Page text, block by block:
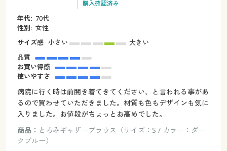
購入確認済み
年代: 70代
性別: 女性
サイズ感 小さい
大きい
品質
お買い得感
使いやすさ
病院に行く時は前開き着てきてください、と言われる事があ
るので買わせていただきました。材質も色もデザインも気に
入りました。お値段がちょっとお高めでした。
商品： とろみギャザーブラウス（サイズ：S / カラー：ダー
クブルー）